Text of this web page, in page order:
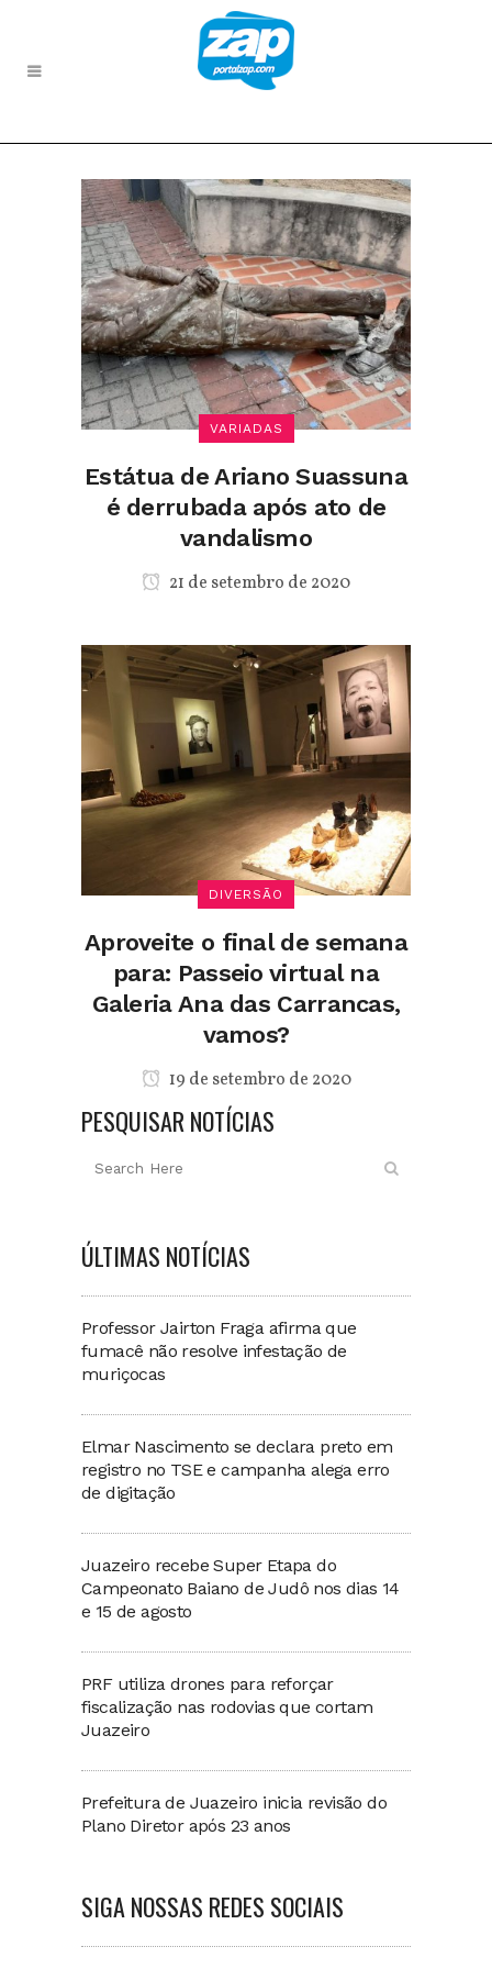
VARIADAS
Estátua de Ariano Suassuna
é derrubada após ato de
vandalismo
21 de setembro de 2020
DIVERSÃO
Aproveite o final de semana
para: Passeio virtual na
Galeria Ana das Carrancas,
vamos?
19 de setembro de 2020
PESQUISAR NOTÍCIAS
ÚLTIMAS NOTÍCIAS
Professor Jairton Fraga afirma que
fumacê não resolve infestação de
muriçocas
Elmar Nascimento se declara preto em
registro no TSE e campanha alega erro
de digitação
Juazeiro recebe Super Etapa do
Campeonato Baiano de Judô nos dias 14
e 15 de agosto
PRF utiliza drones para reforçar
fiscalização nas rodovias que cortam
Juazeiro
Prefeitura de Juazeiro inicia revisão do
Plano Diretor após 23 anos
SIGA NOSSAS REDES SOCIAIS